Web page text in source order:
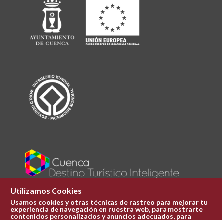
Plaza Mayor 1
Utilizamos Cookies
Usamos cookies y otras técnicas de rastreo para mejorar tu
experiencia de navegación en nuestra web, para mostrarte
contenidos personalizados y anuncios adecuados, para